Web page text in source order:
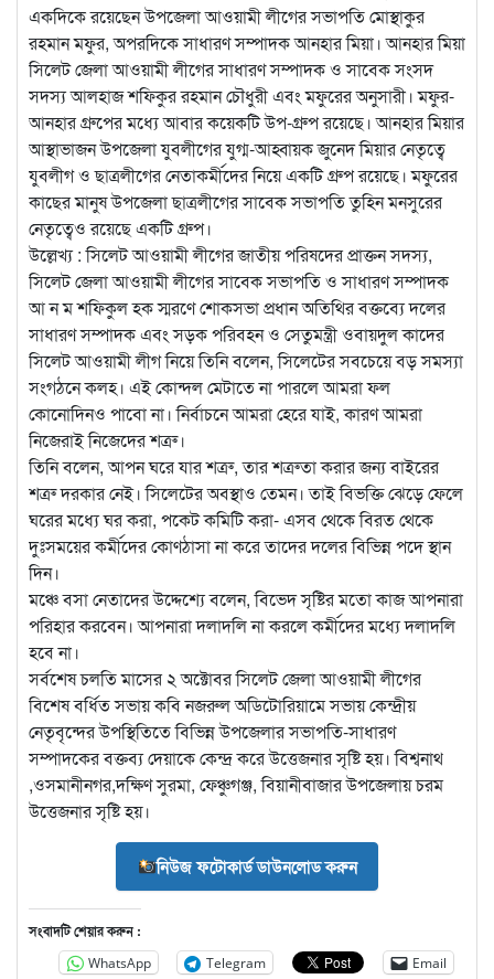
একদিকে রয়েছেন উপজেলা আওয়ামী লীগের সভাপতি মোস্থাকুর
রহমান মফুর, অপরদিকে সাধারণ সম্পাদক আনহার মিয়া। আনহার মিয়া
সিলেট জেলা আওয়ামী লীগের সাধারণ সম্পাদক ও সাবেক সংসদ
সদস্য আলহাজ শফিকুর রহমান চৌধুরী এবং মফুরের অনুসারী। মফুর-
আনহার গ্রুপের মধ্যে আবার কয়েকটি উপ-গ্রুপ রয়েছে। আনহার মিয়ার
আস্থাভাজন উপজেলা যুবলীগের যুগ্ম-আহ্বায়ক জুনেদ মিয়ার নেতৃত্বে
যুবলীগ ও ছাত্রলীগের নেতাকর্মীদের নিয়ে একটি গ্রুপ রয়েছে। মফুরের
কাছের মানুষ উপজেলা ছাত্রলীগের সাবেক সভাপতি তুহিন মনসুরের
নেতৃত্বেও রয়েছে একটি গ্রুপ।
উল্লেখ্য : সিলেট আওয়ামী লীগের জাতীয় পরিষদের প্রাক্তন সদস্য,
সিলেট জেলা আওয়ামী লীগের সাবেক সভাপতি ও সাধারণ সম্পাদক
আ ন ম শফিকুল হক স্মরণে শোকসভা প্রধান অতিথির বক্তব্যে দলের
সাধারণ সম্পাদক এবং সড়ক পরিবহন ও সেতুমন্ত্রী ওবায়দুল কাদের
সিলেট আওয়ামী লীগ নিয়ে তিনি বলেন, সিলেটের সবচেয়ে বড় সমস্যা
সংগঠনে কলহ। এই কোন্দল মেটাতে না পারলে আমরা ফল
কোনোদিনও পাবো না। নির্বাচনে আমরা হেরে যাই, কারণ আমরা
নিজেরাই নিজেদের শত্রু।
তিনি বলেন, আপন ঘরে যার শত্রু, তার শত্রুতা করার জন্য বাইরের
শত্রু দরকার নেই। সিলেটের অবস্থাও তেমন। তাই বিভক্তি ঝেড়ে ফেলে
ঘরের মধ্যে ঘর করা, পকেট কমিটি করা- এসব থেকে বিরত থেকে
দুঃসময়ের কর্মীদের কোণঠাসা না করে তাদের দলের বিভিন্ন পদে স্থান
দিন।
মঞ্চে বসা নেতাদের উদ্দেশ্যে বলেন, বিভেদ সৃষ্টির মতো কাজ আপনারা
পরিহার করবেন। আপনারা দলাদলি না করলে কর্মীদের মধ্যে দলাদলি
হবে না।
সর্বশেষ চলতি মাসের ২ অক্টোবর সিলেট জেলা আওয়ামী লীগের
বিশেষ বর্ধিত সভায় কবি নজরুল অডিটোরিয়ামে সভায় কেন্দ্রীয়
নেতৃবৃন্দের উপস্থিতিতে বিভিন্ন উপজেলার সভাপতি-সাধারণ
সম্পাদকের বক্তব্য দেয়াকে কেন্দ্র করে উত্তেজনার সৃষ্টি হয়। বিশ্বনাথ
,ওসমানীনগর,দক্ষিণ সুরমা, ফেঞ্চুগঞ্জ, বিয়ানীবাজার উপজেলায় চরম
উত্তেজনার সৃষ্টি হয়।
নিউজ ফটোকার্ড ডাউনলোড করুন
সংবাদটি শেয়ার করুন :
WhatsApp Telegram Email